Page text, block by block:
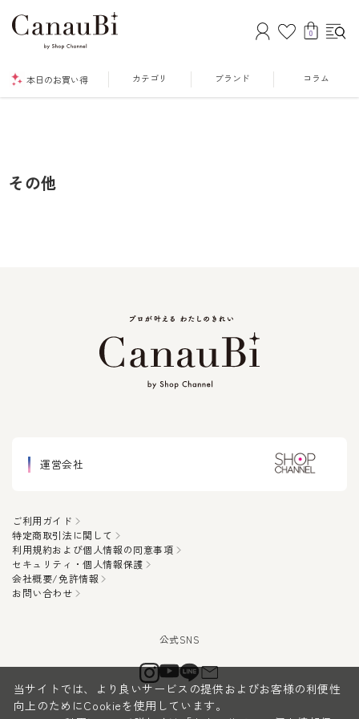
0
本日のお買い得 カテゴリ ブランド コラム
その他
運営会社
ご利用ガイド
特定商取引法に関して
利用規約および個人情報の同意事項
セキュリティ・個人情報保護
会社概要/免許情報
お問い合わせ
当サイトでは、より良いサービスの提供およびお客様の利便性
向上のためにCookieを使用しています。